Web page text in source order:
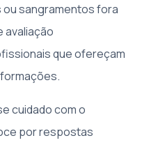
sangramentos fora
avaliação
que ofereçam
cuidado com o
por respostas